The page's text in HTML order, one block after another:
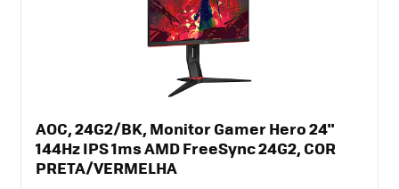
AOC, 24G2/BK, Monitor Gamer Hero 24"
144Hz IPS 1ms AMD FreeSync 24G2, COR
PRETA/VERMELHA